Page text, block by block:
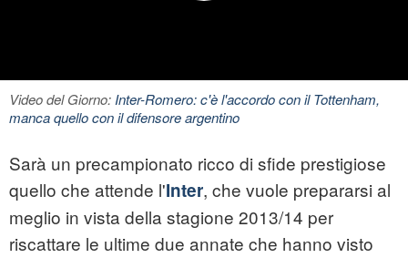
Video del Giorno: Inter-Romero: c'è l'accordo con il Tottenham,
manca quello con il difensore argentino
Sarà un precampionato ricco di sfide prestigiose
quello che attende l'Inter, che vuole prepararsi al
meglio in vista della stagione 2013/14 per
riscattare le ultime due annate che hanno visto